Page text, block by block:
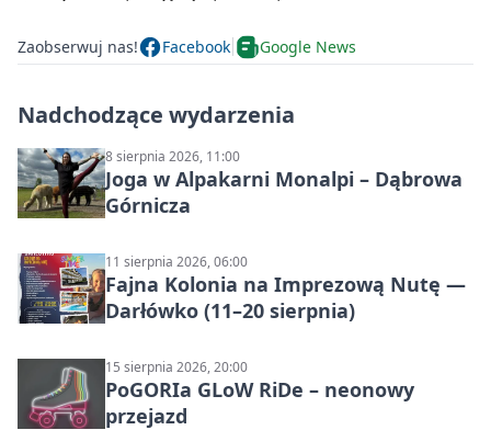
Zaobserwuj nas! Facebook Google News
Nadchodzące wydarzenia
8 sierpnia 2026, 11:00
Joga w Alpakarni Monalpi – Dąbrowa
Górnicza
11 sierpnia 2026, 06:00
Fajna Kolonia na Imprezową Nutę —
Darłówko (11–20 sierpnia)
15 sierpnia 2026, 20:00
PoGORIa GLoW RiDe – neonowy
przejazd